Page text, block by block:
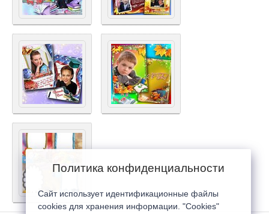
Политика конфиденциальности
Сайт использует идентификационные файлы
cookies для хранения информации. "Cookies"